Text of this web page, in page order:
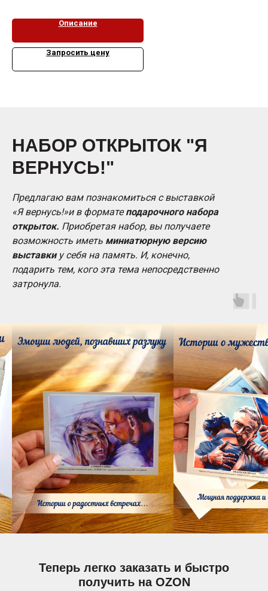
Описание
Запросить цену
НАБОР ОТКРЫТОК "Я
ВЕРНУСЬ!"
Предлагаю вам познакомиться с выставкой
«Я вернусь!»и в форматеподарочного набора
открыток. Приобретая набор, вы получаете
возможность иметь миниатюрную версию
выставкиу себя на память. И, конечно,
подарить тем, кого эта тема непосредственно
затронула.
Теперь легко заказать и быстро
получить на OZON